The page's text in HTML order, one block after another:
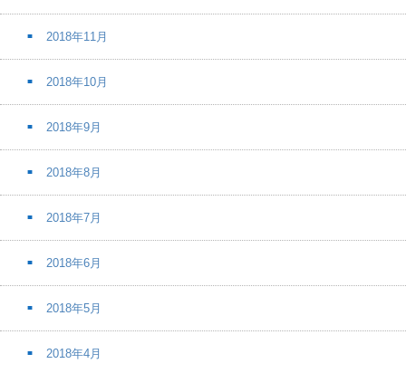
2018年11月
2018年10月
2018年9月
2018年8月
2018年7月
2018年6月
2018年5月
2018年4月